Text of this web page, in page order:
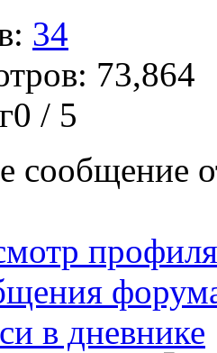
34
73,864
/ 5
сообщение
профиля
в дневнике